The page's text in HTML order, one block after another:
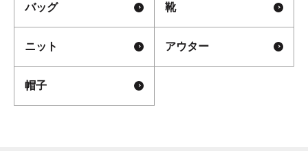
バッグ 靴
ニット アウター
帽子